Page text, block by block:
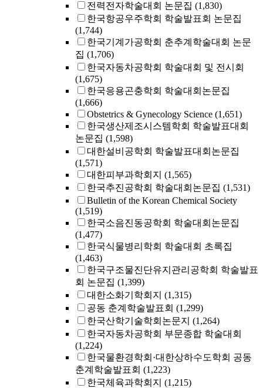
전력전자학술대회 논문집 (1,830)
한국항공우주학회 학술발표회 논문집
(1,744)
한국기계가공학회 춘추계학술대회 논문
집 (1,706)
한국자동차공학회 학술대회 및 전시회
(1,675)
한국응용곤충학회 학술대회논문집
(1,666)
Obstetrics & Gynecology Science (1,651)
한국생산제조시스템학회 학술발표대회
논문집 (1,598)
대한설비공학회 학술발표대회논문집
(1,571)
대한피부과학회지 (1,565)
한국추진공학회 학술대회논문집 (1,531)
Bulletin of the Korean Chemical Society
(1,519)
한국소음진동공학회 학술대회논문집
(1,477)
한국식물병리학회 학술대회 초록집
(1,463)
한국구조물진단유지관리공학회 학술발표
회 논문집 (1,399)
대한소화기학회지 (1,315)
공동 춘계학술발표회 (1,299)
한국산학기술학회논문지 (1,264)
한국자동차공학회 부문종합 학술대회
(1,224)
한국물환경학회·대한상하수도학회 공동
춘계학술발표회 (1,223)
한국체육과학회지 (1,215)